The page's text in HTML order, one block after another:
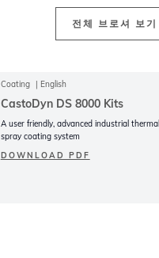
전체 브로셔 보기
Coating English
CastoDyn DS 8000 Kits
A user friendly, advanced industrial thermal
spray coating system
DOWNLOAD PDF